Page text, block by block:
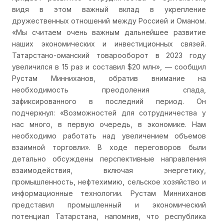
видя в этом важный вклад в укрепление
дружественных отношений между Россией и Оманом.
«Мы считаем очень важным дальнейшее развитие
наших экономических и инвестиционных связей.
Татарстано-оманский товарооборот в 2023 году
увеличился в 15 раз и составил $20 млн», — сообщил
Рустам Минниханов, обратив внимание на
необходимость преодоления спада,
зафиксированного в последний период. Он
подчеркнул: «Возможностей для сотрудничества у
нас много, в первую очередь, в экономике. Нам
необходимо работать над увеличением объемов
взаимной торговли». В ходе переговоров были
детально обсуждены перспективные направления
взаимодействия, включая энергетику,
промышленность, нефтехимию, сельское хозяйство и
информационные технологии. Рустам Минниханов
представил промышленный и экономический
потенциал Татарстана, напомнив, что республика